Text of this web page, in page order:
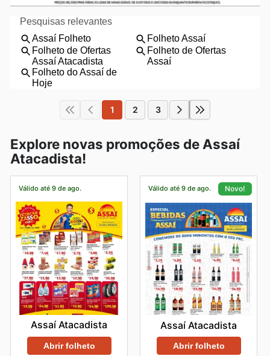
1 2 3
Explore novas promoções de Assaí
Atacadista!
Válido até 9 de ago.
Assaí Atacadista
Abrir folheto
Válido até 9 de ago. Novo!
Assaí Atacadista
Abrir folheto